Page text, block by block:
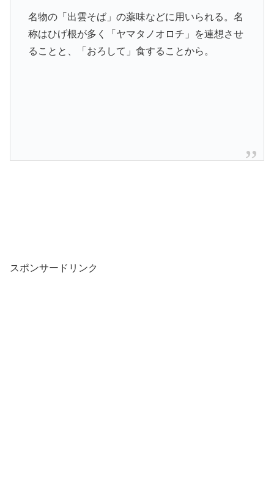
名物の「出雲そば」の薬味などに用いられる。名
称はひげ根が多く「ヤマタノオロチ」を連想させ
ることと、「おろして」食することから。
スポンサードリンク